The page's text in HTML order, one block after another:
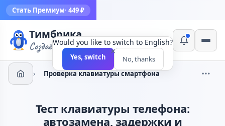
Стать Премиум· 449 ₽
Тимбрика
Создаём инструменты
› Проверка клавиатуры смартфона
Тест клавиатуры телефона:
автозамена, задержки и
×
Would you like to switch to English?
Yes, switch No, thanks